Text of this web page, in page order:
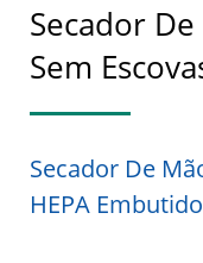
Secador
Sem
Secador De
HEPA Embutido